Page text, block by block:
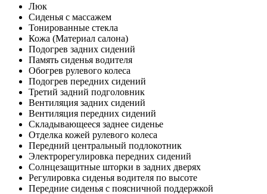
Люк
Сиденья с массажем
Тонированные стекла
Кожа (Материал салона)
Подогрев задних сидений
Память сиденья водителя
Обогрев рулевого колеса
Подогрев передних сидений
Третий задний подголовник
Вентиляция задних сидений
Вентиляция передних сидений
Складывающееся заднее сиденье
Отделка кожей рулевого колеса
Передний центральный подлокотник
Электрорегулировка передних сидений
Солнцезащитные шторки в задних дверях
Регулировка сиденья водителя по высоте
Передние сиденья с поясничной поддержкой